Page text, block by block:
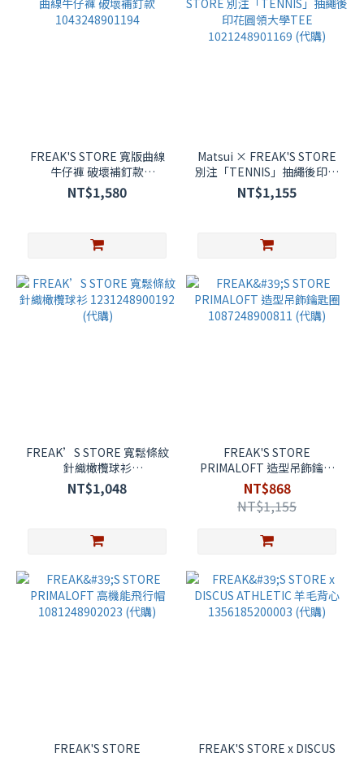
FREAK'S STORE 寬版曲線
牛仔褲 破壞補釘款
1043248901194
NT$1,580
Matsui × FREAK'S STORE
別注「TENNIS」抽繩後印花
圓領大學TEE
1021248901169 (代購)
NT$1,155
FREAK’S STORE 寬鬆條紋
針織橄欖球衫
1231248900192 (代購)
NT$1,048
FREAK'S STORE
PRIMALOFT 造型吊飾鑰匙
圈 1087248900811 (代購)
NT$868
NT$1,155
FREAK'S STORE
FREAK'S STORE x DISCUS